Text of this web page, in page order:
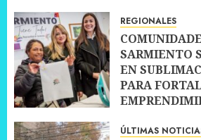
REGIONALES
SARMIENTO
EN
PARA
ÚLTIMAS